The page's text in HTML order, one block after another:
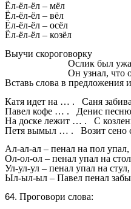
Ёл-ёл-ёл – мёл ил-
Ёл-ёл-ёл – вёл ил-
Ёл-ёл-ёл – осёл
Ёл-ёл-ёл – козёл
Выучи скороговорку
Ослик был
Он узнал, что он
Вставь слова в предложения
Катя идет на … . Саня
Павел кофе … . Денис
На доске лежит … . С
Петя вымыл … . Возит сено
Ал-ал-ал – пенал на пол упал,
Ол-ол-ол – пенал упал на
Ул-ул-ул – пенал упал на стул,
Ыл-ыл-ыл – Павел пенал
Проговори слова: